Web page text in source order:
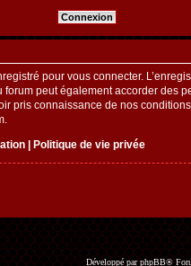
pour vous connecter.
forum peut également accorder des
pris connaissance de nos
| Politique de vie privée
Développé parphpBB®